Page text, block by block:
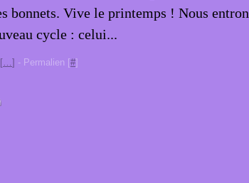
bonnets. Vive le printemps ! Nous entron
cycle : celui...
…] - Permalien [#]